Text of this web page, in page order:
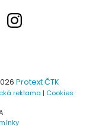
Instagram
Protext ČTK
reklama | Cookies